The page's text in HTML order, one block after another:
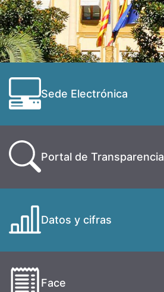
Sede Electrónica
Portal de Transparencia
Datos y cifras
Face